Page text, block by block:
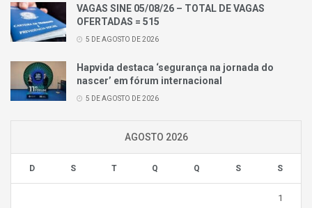
VAGAS SINE 05/08/26 – TOTAL DE VAGAS
OFERTADAS = 515
5 DE AGOSTO DE 2026
Hapvida destaca ‘segurança na jornada do
nascer’ em fórum internacional
5 DE AGOSTO DE 2026
AGOSTO 2026
D S T Q Q S S
1